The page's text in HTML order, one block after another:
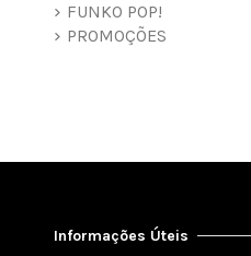
FUNKO POP!
PROMOÇÕES
Informações Úteis